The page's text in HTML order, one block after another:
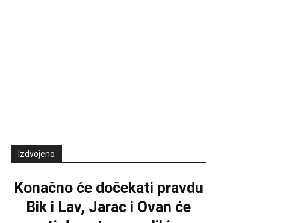
Izdvojeno
Konačno će dočekati pravdu
Bik i Lav, Jarac i Ovan će